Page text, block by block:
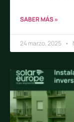
SABER MÁS »
24 marzo, 2025